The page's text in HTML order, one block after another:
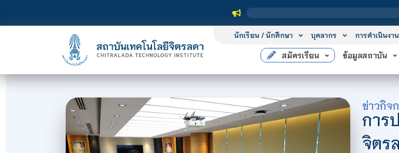
นักเรียน / นักศึกษา บุคลากร การดำเนินงา
สมัครเรียน ข้อมูลสถาบัน
ข่าวกิจ
การ
จิตร